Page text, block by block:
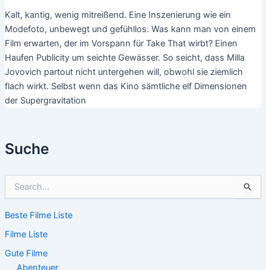
Suche
h
n
n
Beste Filme Liste
Filme Liste
Gute Filme
Abenteuer
Kalt, kantig, wenig mitreißend. Eine Inszenierung wie ein
Modefoto, unbewegt und gefühllos. Was kann man von einem
Film erwarten, der im Vorspann für Take That wirbt? Einen
Haufen Publicity um seichte Gewässer. So seicht, dass Milla
Jovovich partout nicht untergehen will, obwohl sie ziemlich
flach wirkt. Selbst wenn das Kino sämtliche elf Dimensionen
der Supergravitation